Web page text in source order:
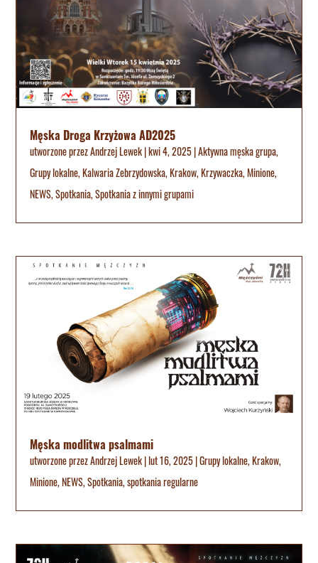
Męska Droga Krzyżowa AD2025
utworzone przezAndrzej Lewek|kwi 4, 2025|Aktywna męska grupa,
Grupy lokalne,Kalwaria Zebrzydowska,Krakow,Krzywaczka,Minione,
NEWS,Spotkania,Spotkania z innymi grupami
Męska modlitwa psalmami
utworzone przezAndrzej Lewek|lut 16, 2025|Grupy lokalne,Krakow,
Minione,NEWS,Spotkania,spotkania regularne